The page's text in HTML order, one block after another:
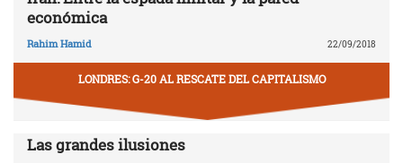
económica
Rahim Hamid 22/09/2018
LONDRES: G-20 AL RESCATE DEL CAPITALISMO
Las grandes ilusiones